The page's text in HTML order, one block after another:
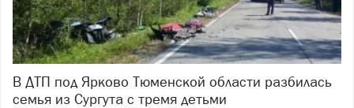
В ДТП под Ярково Тюменской области разбилась
семья из Сургута с тремя детьми